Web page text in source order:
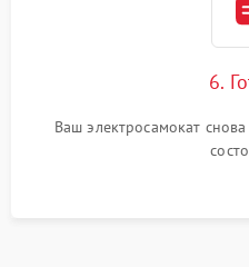
6.
Ваш электросамокат